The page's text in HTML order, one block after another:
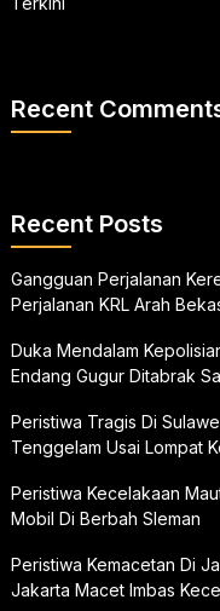
Recent
Recent Posts
Gangguan Perjalanan
Perjalanan KRL Arah
Duka Mendalam
Endang Gugur Ditabrak
Peristiwa Tragis Di
Tenggelam Usai Lompat
Peristiwa Kecelakaan
Mobil Di Berbah Sleman
Peristiwa Kemacetan Di
Jakarta Macet Imbas